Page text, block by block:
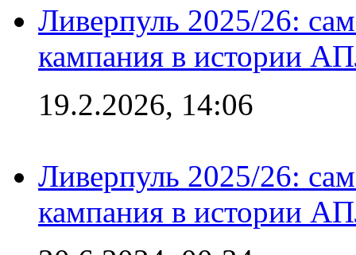
Ливерпуль 2025/26:
кампания в истории
19.2.2026, 14:06
Ливерпуль 2025/26:
кампания в истории